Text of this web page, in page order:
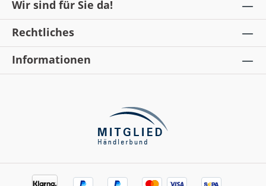
Wir sind für Sie da!
Rechtliches
Informationen